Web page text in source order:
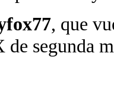
, que
segunda